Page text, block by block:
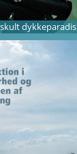
dykkeparadis